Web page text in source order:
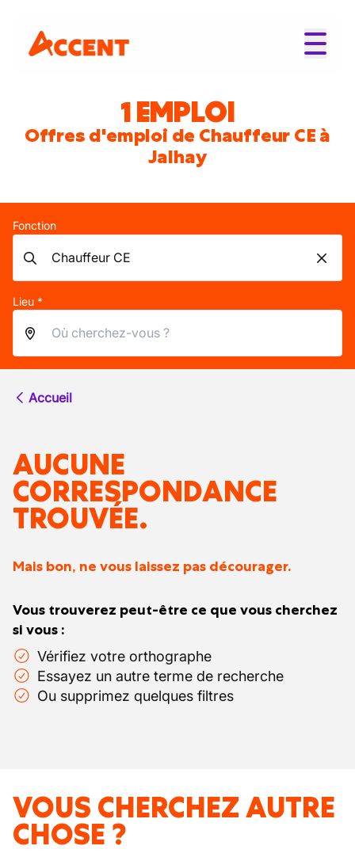
1 EMPLOI
Offres d'emploi de Chauffeur CE à
Jalhay
Fonction
Lieu *
Accueil
AUCUNE
CORRESPONDANCE
TROUVÉE.
Mais bon, ne vous laissez pas décourager.
Vous trouverez peut-être ce que vous cherchez
si vous :
Vérifiez votre orthographe
Essayez un autre terme de recherche
Ou supprimez quelques filtres
VOUS CHERCHEZ AUTRE
CHOSE ?